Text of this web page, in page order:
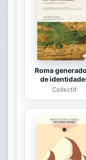
de
Roma
de
Collectif